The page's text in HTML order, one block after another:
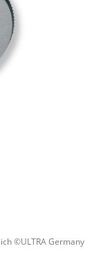
©ULTRA Germany